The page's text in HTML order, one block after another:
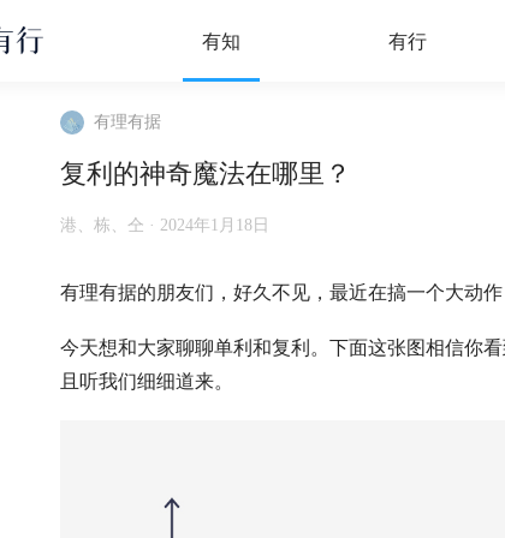
有知 有行
有理有据
复利的神奇魔法在哪里？
港、栋、仝 · 2024年1月18日
有理有据的朋友们，好久不见，最近在搞一个大动
今天想和大家聊聊单利和复利。下面这张图相信你
且听我们细细道来。